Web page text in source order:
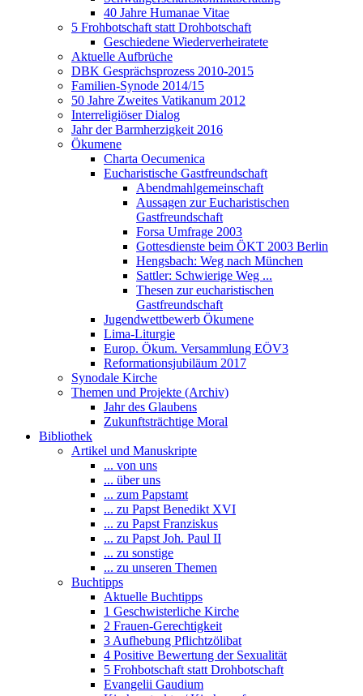
40 Jahre Humanae Vitae
5 Frohbotschaft statt Drohbotschaft
Geschiedene Wiederverheiratete
Aktuelle Aufbrüche
DBK Gesprächsprozess 2010-2015
Familien-Synode 2014/15
50 Jahre Zweites Vatikanum 2012
Interreligiöser Dialog
Jahr der Barmherzigkeit 2016
Ökumene
Charta Oecumenica
Eucharistische Gastfreundschaft
Abendmahlgemeinschaft
Aussagen zur Eucharistischen
Gastfreundschaft
Forsa Umfrage 2003
Gottesdienste beim ÖKT 2003 Berlin
Hengsbach: Weg nach München
Sattler: Schwierige Weg ...
Thesen zur eucharistischen
Gastfreundschaft
Jugendwettbewerb Ökumene
Lima-Liturgie
Europ. Ökum. Versammlung EÖV3
Reformationsjubiläum 2017
Synodale Kirche
Themen und Projekte (Archiv)
Jahr des Glaubens
Zukunftsträchtige Moral
Bibliothek
Artikel und Manuskripte
... von uns
... über uns
... zum Papstamt
... zu Papst Benedikt XVI
... zu Papst Franziskus
... zu Papst Joh. Paul II
... zu sonstige
... zu unseren Themen
Buchtipps
Aktuelle Buchtipps
1 Geschwisterliche Kirche
2 Frauen-Gerechtigkeit
3 Aufhebung Pflichtzölibat
4 Positive Bewertung der Sexualität
5 Frohbotschaft statt Drohbotschaft
Evangelii Gaudium